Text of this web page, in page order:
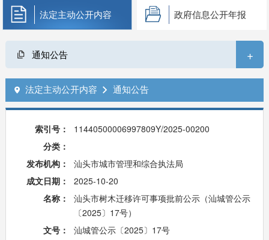
法定主动公开内容 政府信息公开年报
通知公告 +
 法定主动公开内容  通知公告
索引号：
11440500006997809Y/2025-00200
分类：
发布机构：
汕头市城市管理和综合执法局
成文日期：
2025-10-20
名称：
汕头市树木迁移许可事项批前公示（汕城管公示
〔2025〕17号）
文号：
汕城管公示〔2025〕17号